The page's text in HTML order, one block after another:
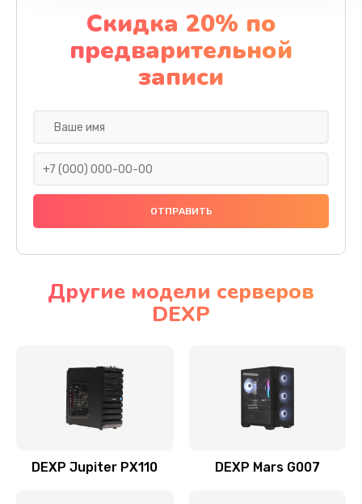
Скидка 20% по
предварительной
записи
Другие модели серверов
DEXP
DEXP Jupiter PX110 DEXP Mars G007